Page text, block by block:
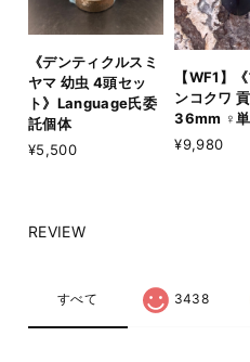
《デンティクルスミ
ヤマ 幼虫 4頭セッ
ト》Language氏委
託個体
¥5,500
【WF1】
ンコクワ
36mm ♀単
¥9,980
REVIEW
すべて 3438